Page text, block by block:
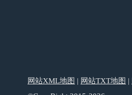
网站XML地图 | 网站TXT地图 |